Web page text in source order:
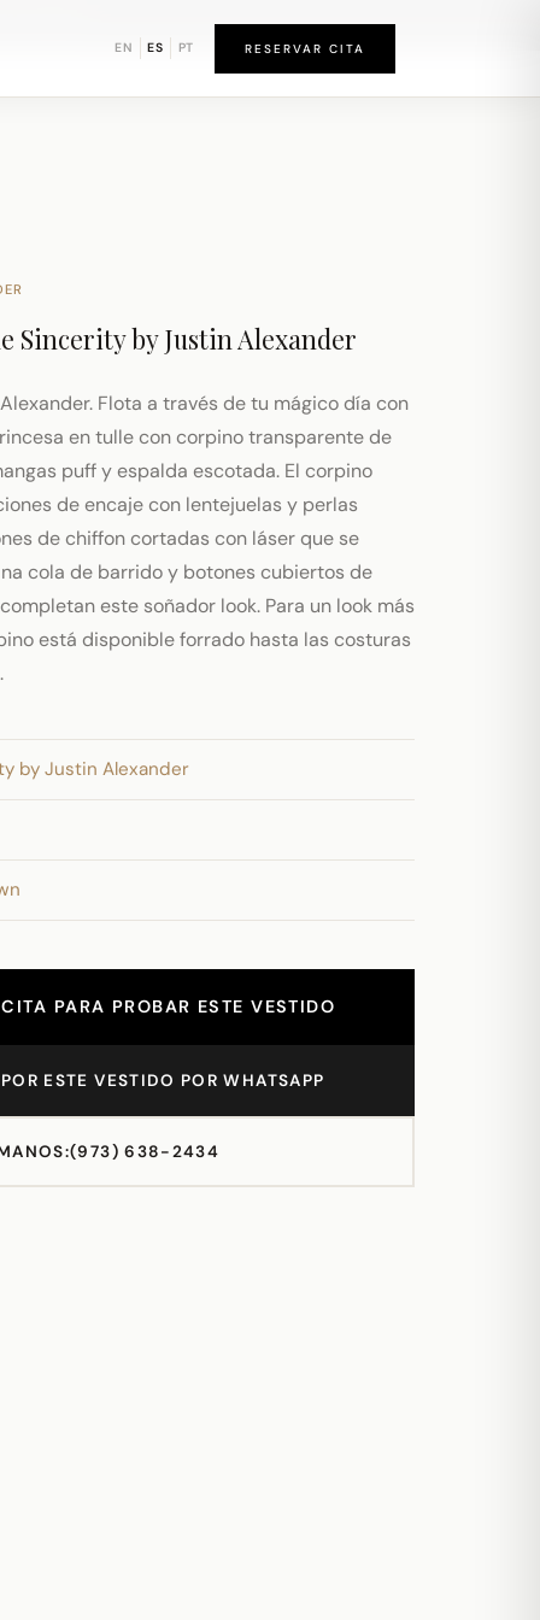
EN ES PT RESERVAR CITA
Sincerity by Justin Alexander
Flota a través de tu mágico día con
en tulle con corpino transparente de
puff y espalda escotada. El corpino
de encaje con lentejuelas y perlas
de chiffon cortadas con láser que se
cola de barrido y botones cubiertos de
este soñador look. Para un look más
está disponible forrado hasta las costuras
by Justin Alexander
PARA PROBAR ESTE VESTIDO
ESTE VESTIDO POR WHATSAPP
(973) 638-2434